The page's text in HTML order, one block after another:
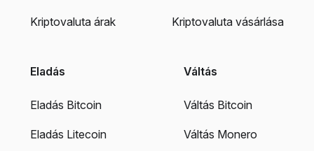
Kriptovaluta árak Kriptovaluta vásárlása
Eladás
Eladás Bitcoin
Eladás Litecoin
Váltás
Váltás Bitcoin
Váltás Monero